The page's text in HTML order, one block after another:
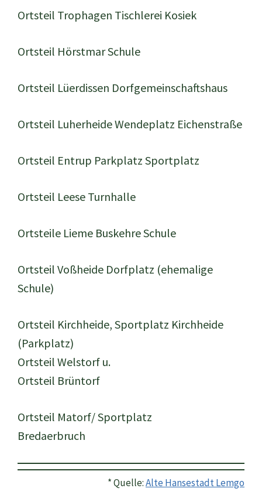
Ortsteil Trophagen Tischlerei Kosiek
Ortsteil Hörstmar Schule
Ortsteil Lüerdissen Dorfgemeinschaftshaus
Ortsteil Luherheide Wendeplatz Eichenstraße
Ortsteil Entrup Parkplatz Sportplatz
Ortsteil Leese Turnhalle
Ortsteile Lieme Buskehre Schule
Ortsteil Voßheide Dorfplatz (ehemalige
Schule)
Ortsteil Kirchheide, Sportplatz Kirchheide
(Parkplatz)
Ortsteil Welstorf u.
Ortsteil Brüntorf
Ortsteil Matorf/ Sportplatz
Bredaerbruch
* Quelle:Alte Hansestadt Lemgo